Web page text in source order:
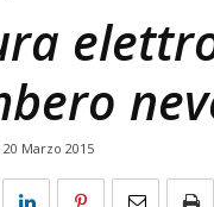
20 Marzo 2015